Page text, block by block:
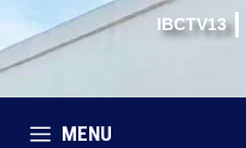
IBCTV13
MENU